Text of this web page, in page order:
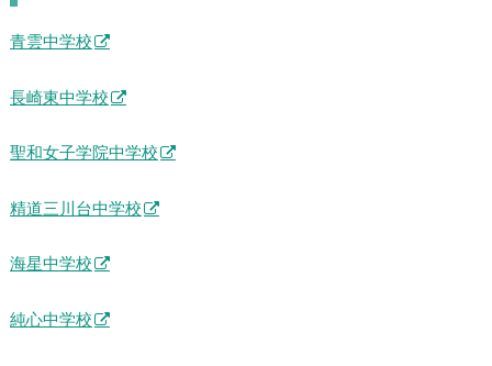
青雲中学校
長崎東中学校
聖和女子学院中学校
精道三川台中学校
海星中学校
純心中学校